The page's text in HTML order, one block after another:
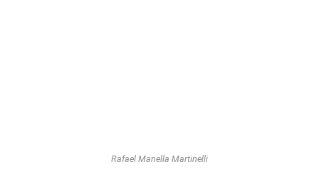
Rafael Manella Martinelli